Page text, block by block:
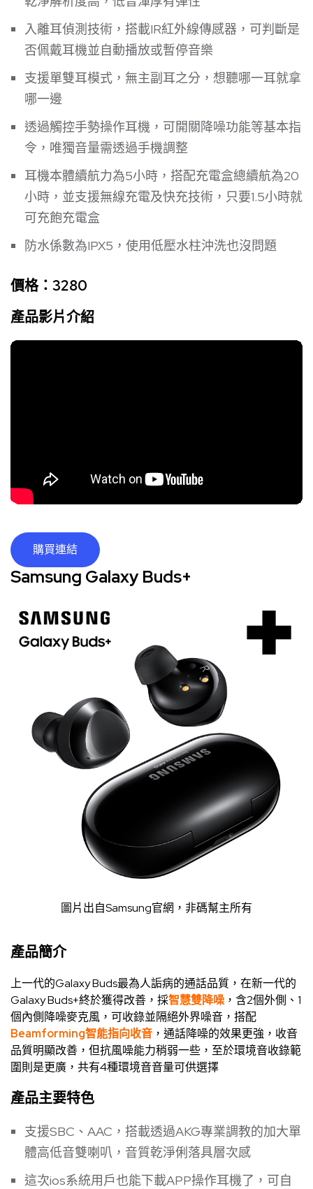
入離耳偵測技術，搭載IR紅外線傳感器，可判斷是
否佩戴耳機並自動播放或暫停音樂
支援單雙耳模式，無主副耳之分，想聽哪一耳就拿
哪一邊
透過觸控手勢操作耳機，可開關降噪功能等基本指
令，唯獨音量需透過手機調整
耳機本體續航力為5小時，搭配充電盒總續航為20
小時，並支援無線充電及快充技術，只要1.5小時就
可充飽充電盒
防水係數為IPX5，使用低壓水柱沖洗也沒問題
價格：3280
產品影片介紹
購買連結
Samsung Galaxy Buds+
圖片出自Samsung官網， 非碼幫主所有
產品簡介
上一代的Galaxy Buds最為人詬病的通話品質，在新一代的
Galaxy Buds+終於獲得改善，採智慧雙降噪 ，含2個外側、1
個內側降噪麥克風，可收錄並隔絕外界噪音，搭配
Beamforming智能指向收音 ，通話降噪的效果更強，收音
品質明顯改善，但抗風噪能力稍弱一些，至於環境音收錄範
圍則是更廣，共有4種環境音音量可供選擇
產品主要特色
支援SBC、AAC，搭載透過AKG專業調教的加大單
體高低音雙喇叭，音質乾淨俐落具層次感
這次ios系統用戶也能下載APP操作耳機了，可自